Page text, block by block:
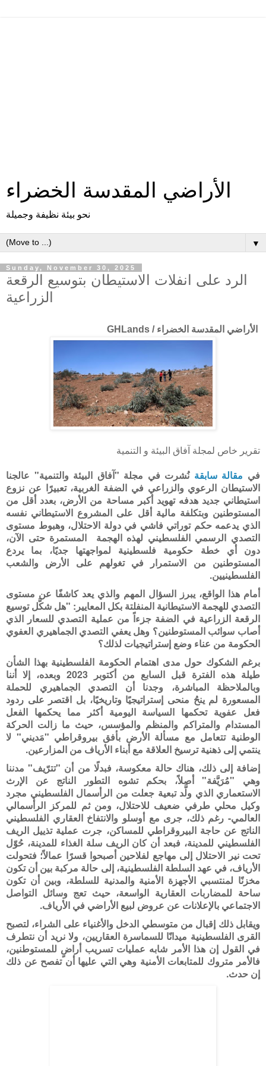
الأراضي المقدسة الخضراء
نحو بيئة نظيفة وجميلة
▼
Sunday, November 30, 2025
الرد على انفلات الاستيطان بتوسيع الرقعة
الزراعية
الأراضي المقدسة الخضراء / GHLands
تقرير خاص لمجلة آفاق البيئة و التنمية
في مقالة سابقة نُشرت في مجلة "آفاق البيئة والتنمية" عالجنا
الاستيطان الرعوي والزراعي في الضفة الغربية، تعبيرًا عن نزوع
استيطاني جديد هدفه تهويد أكبر مساحة من الأرض، بعدد أقل من
المستوطنين وبتكلفة مالية أقل على المشروع الاستيطاني نفسه
الذي يدعمه حكم توراتي فاشي في دولة الاحتلال، وهبوط مستوى
التصدي الرسمي الفلسطيني لهذه الهجمة المستمرة حتى الآن،
دون أي خطة حكومية فلسطينية لمواجهتها جديًا، بما يردع
المستوطنين من الاستمرار في تغولهم على الأرض والشعب
الفلسطينيين.
أمام هذا الواقع، يبرز السؤال المهم والذي يعد كاشفًا عن مستوى
التصدي للهجمة الاستيطانية المنفلتة بكل المعايير: "هل شكَّل توسيع
الرقعة الزراعية في الضفة جزءاً من عملية التصدي للسعار الذي
أصاب سوائب المستوطنين؟ وهل يعفي التصدي الجماهيري العفوي
الحكومة من عناء وضع إستراتيجيات لذلك؟
برغم الشكوك حول مدى اهتمام الحكومة الفلسطينية بهذا الشأن
طيلة هذه الفترة قبل السابع من أكتوبر 2023 وبعده، إلا أننا
وبالملاحظة المباشرة، وجدنا أن التصدي الجماهيري للحملة
المسعورة لم ينحُ منحى إستراتيجيًا وتاريخيًا، بل اقتصر على ردود
فعل عفوية تحكمها السياسة اليومية أكثر مما يحكمها الفعل
المستدام والمتراكم والمنظم والمؤسس، حيث ما زالت الحركة
الوطنية تتعامل مع مسألة الأرض بأفق بيروقراطي "مَديني" لا
ينتمي إلى ذهنية ترسيخ العلاقة مع أبناء الأرياف من المزارعين.
إضافة إلى ذلك، هناك حالة معكوسة، فبدلًا من أن "تترّيف" مدننا
وهي "مُرَيَّفة" أصلاً، بحكم تشوه التطور الناتج عن الإرث
الاستعماري الذي ولَّد تبعية جعلت من الرأسمال الفلسطيني مجرد
وكيل محلي طرفي ضعيف للاحتلال، ومن ثم للمركز الرأسمالي
العالمي- رغم ذلك، جرى مع أوسلو والانتفاخ العقاري الفلسطيني
الناتج عن حاجة البيروقراطي للمساكن، جرت عملية تذييل الريف
الفلسطيني للمدينة، فبعد أن كان الريف سلة الغذاء للمدينة، حُوّل
تحت نير الاحتلال إلى مهاجع لفلاحين أصبحوا قسرًا عمالاً؛ فتحولت
الأرياف، في عهد السلطة الفلسطينية، إلى حالة مركبة بين أن تكون
مخزنًا لمنتسبي الأجهزة الأمنية والمدنية للسلطة، وبين أن تكون
ساحة للمضاربات العقارية الواسعة، حيث تعج وسائل التواصل
الاجتماعي بالإعلانات عن عروض لبيع الأراضي في الأرياف.
ويقابل ذلك إقبال من متوسطي الدخل والأغنياء على الشراء، لتصبح
القرى الفلسطينية ميدانًا للسماسرة العقاريين، ولا نريد أن نتطرف
في القول إن هذا الأمر شابه عمليات تسريب أراضٍ للمستوطنين،
فالأمر متروك للمتابعات الأمنية وهي التي عليها أن تفصح عن ذلك
إن حدث.